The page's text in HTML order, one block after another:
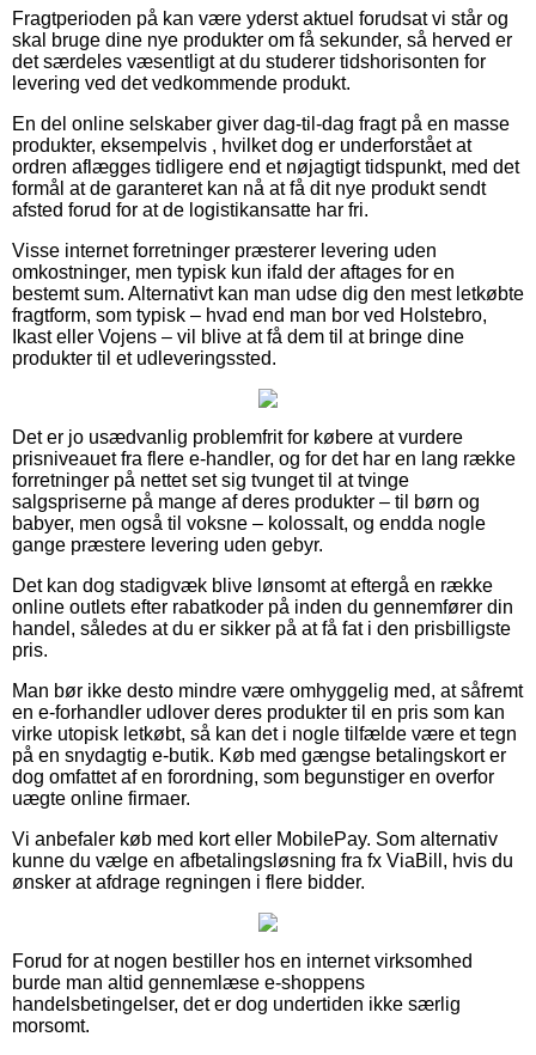
Fragtperioden på kan være yderst aktuel forudsat vi står og
skal bruge dine nye produkter om få sekunder, så herved er
det særdeles væsentligt at du studerer tidshorisonten for
levering ved det vedkommende produkt.
En del online selskaber giver dag-til-dag fragt på en masse
produkter, eksempelvis , hvilket dog er underforstået at
ordren aflægges tidligere end et nøjagtigt tidspunkt, med det
formål at de garanteret kan nå at få dit nye produkt sendt
afsted forud for at de logistikansatte har fri.
Visse internet forretninger præsterer levering uden
omkostninger, men typisk kun ifald der aftages for en
bestemt sum. Alternativt kan man udse dig den mest letkøbte
fragtform, som typisk – hvad end man bor ved Holstebro,
Ikast eller Vojens – vil blive at få dem til at bringe dine
produkter til et udleveringssted.
Det er jo usædvanlig problemfrit for købere at vurdere
prisniveauet fra flere e-handler, og for det har en lang række
forretninger på nettet set sig tvunget til at tvinge
salgspriserne på mange af deres produkter – til børn og
babyer, men også til voksne – kolossalt, og endda nogle
gange præstere levering uden gebyr.
Det kan dog stadigvæk blive lønsomt at eftergå en række
online outlets efter rabatkoder på inden du gennemfører din
handel, således at du er sikker på at få fat i den prisbilligste
pris.
Man bør ikke desto mindre være omhyggelig med, at såfremt
en e-forhandler udlover deres produkter til en pris som kan
virke utopisk letkøbt, så kan det i nogle tilfælde være et tegn
på en snydagtig e-butik. Køb med gængse betalingskort er
dog omfattet af en forordning, som begunstiger en overfor
uægte online firmaer.
Vi anbefaler køb med kort eller MobilePay. Som alternativ
kunne du vælge en afbetalingsløsning fra fx ViaBill, hvis du
ønsker at afdrage regningen i flere bidder.
Forud for at nogen bestiller hos en internet virksomhed
burde man altid gennemlæse e-shoppens
handelsbetingelser, det er dog undertiden ikke særlig
morsomt.